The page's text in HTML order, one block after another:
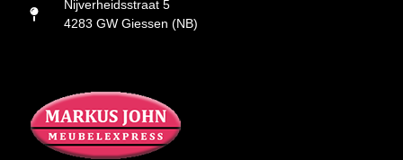
Nijverheidsstraat 5
4283 GW Giessen (NB)